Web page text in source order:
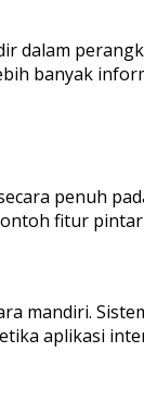
dalam
banyak
penuh
fitur
mandiri.
aplikasi